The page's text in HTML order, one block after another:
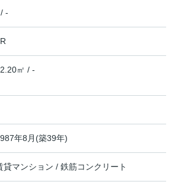
-
㎡ / -
年8月(築39年)
貸マンション / 鉄筋コンクリート